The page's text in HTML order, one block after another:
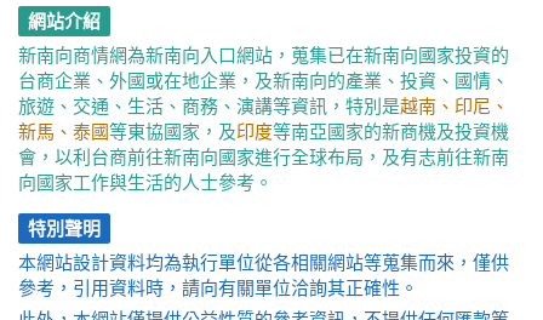
網站介紹
新南向商情網為新南向入口網站，蒐集已在新南向國家投資的
台商企業、外國或在地企業，及新南向的產業、投資、國情、
旅遊、交通、生活、商務、演講等資訊，特別是越南、印尼、
新馬、泰國等東協國家，及印度等南亞國家的新商機及投資機
會，以利台商前往新南向國家進行全球布局，及有志前往新南
向國家工作與生活的人士參考。
特別聲明
本網站設計資料均為執行單位從各相關網站等蒐集而來，僅供
參考，引用資料時，請向有關單位洽詢其正確性。